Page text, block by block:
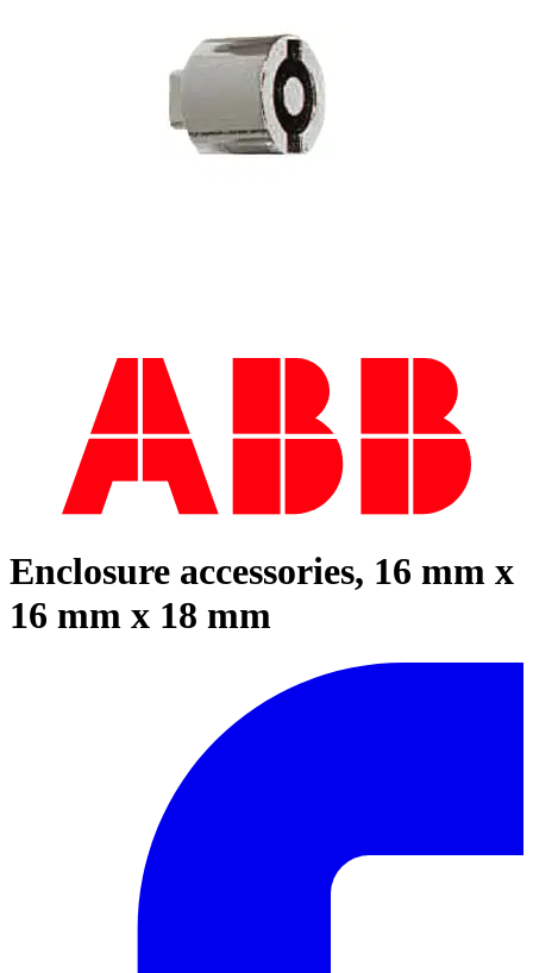
Enclosure accessories, 16 mm x
16 mm x 18 mm